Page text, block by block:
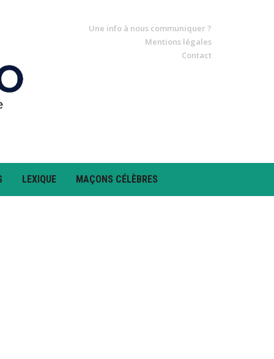
Une info à nous communiquer ?
Mentions légales
Contact
LEXIQUE MAÇONS CÉLÈBRES